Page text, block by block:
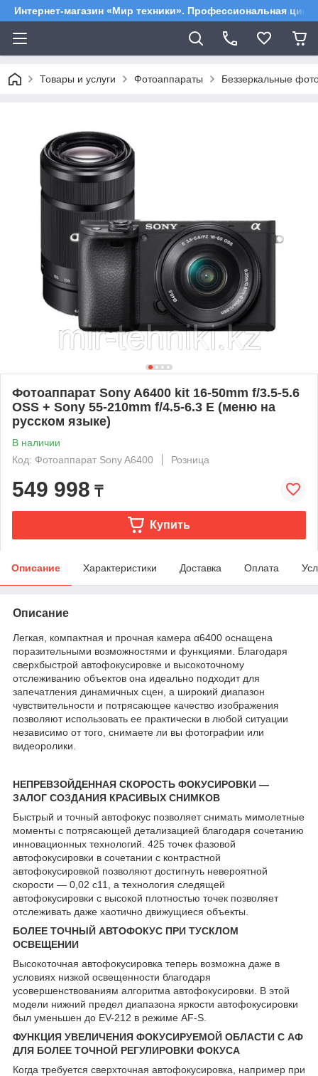
Интернет-магазин «Мир техники». Профессиональная
Товары и услуги Фотоаппараты Беззеркальные
Фотоаппарат Sony A6400 kit 16-50mm f/3.5-5.6
OSS + Sony 55-210mm f/4.5-6.3 E (меню на
русском языке)
В наличии
Код: Фотоаппарат Sony A6400
Розница
549 998 ₸
Купить
Описание Характеристики Доставка Оплата
Описание
Легкая, компактная и прочная камера α6400 оснащена
поразительными возможностями и функциями. Благодаря
сверхбыстрой автофокусировке и высокоточному
отслеживанию объектов она идеально подходит для
запечатления динамичных сцен, а широкий диапазон
чувствительности и потрясающее качество изображения
позволяют использовать ее практически в любой ситуации
независимо от того, снимаете ли вы фотографии или
видеоролики.
НЕПРЕВЗОЙДЕННАЯ СКОРОСТЬ ФОКУСИРОВКИ —
ЗАЛОГ СОЗДАНИЯ КРАСИВЫХ СНИМКОВ
Быстрый и точный автофокус позволяет снимать мимолетные
моменты с потрясающей детализацией благодаря сочетанию
инновационных технологий. 425 точек фазовой
автофокусировки в сочетании с контрастной
автофокусировкой позволяют достигнуть невероятной
скорости — 0,02 с11
, а технология следящей
автофокусировки с высокой плотностью точек позволяет
отслеживать даже хаотично движущиеся объекты.
БОЛЕЕ ТОЧНЫЙ АВТОФОКУС ПРИ ТУСКЛОМ
ОСВЕЩЕНИИ
Высокоточная автофокусировка теперь возможна даже в
условиях низкой освещенности благодаря
усовершенствованиям алгоритма автофокусировки. В этой
модели нижний предел диапазона яркости автофокусировки
был уменьшен до EV-212 в режиме AF-S.
ФУНКЦИЯ УВЕЛИЧЕНИЯ ФОКУСИРУЕМОЙ ОБЛАСТИ С АФ
ДЛЯ БОЛЕЕ ТОЧНОЙ РЕГУЛИРОВКИ ФОКУСА
Когда требуется сверхточная автофокусировка, например при